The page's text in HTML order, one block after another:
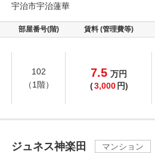
宇治市宇治蓮華
部屋番号(階) 賃料 (管理費等)
102
（1階）
7.5 万円
(3,000 円)
ジュネス神楽田
マンション